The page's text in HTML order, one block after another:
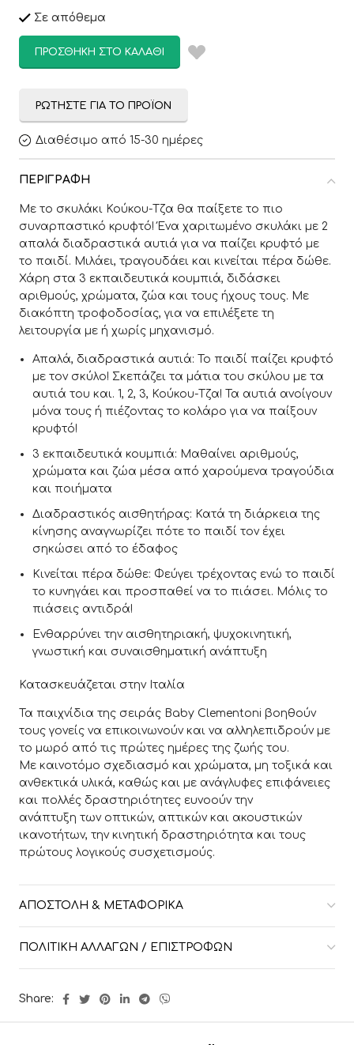
Σε απόθεμα
ΠΡΟΣΘΉΚΗ ΣΤΟ ΚΑΛΆΘΙ
ΡΩΤΉΣΤΕ ΓΙΑ ΤΟ ΠΡΟΪΌΝ
Διαθέσιμο από 15-30 ημέρες
ΠΕΡΙΓΡΑΦΉ
Με το σκυλάκι Κούκου-Τζα θα παίξετε το πιο
συναρπαστικό κρυφτό! Ένα χαριτωμένο σκυλάκι με 2
απαλά διαδραστικά αυτιά για να παίζει κρυφτό με
το παιδί. Μιλάει, τραγουδάει και κινείται πέρα δώθε.
Χάρη στα 3 εκπαιδευτικά κουμπιά, διδάσκει
αριθμούς, χρώματα, ζώα και τους ήχους τους. Με
διακόπτη τροφοδοσίας, για να επιλέξετε τη
λειτουργία με ή χωρίς μηχανισμό.
Απαλά, διαδραστικά αυτιά: Το παιδί παίζει κρυφτό
με τον σκύλο! Σκεπάζει τα μάτια του σκύλου με τα
αυτιά του και. 1, 2, 3, Κούκου-Τζα! Τα αυτιά ανοίγουν
μόνα τους ή πιέζοντας το κολάρο για να παίξουν
κρυφτό!
3 εκπαιδευτικά κουμπιά: Μαθαίνει αριθμούς,
χρώματα και ζώα μέσα από χαρούμενα τραγούδια
και ποιήματα
Διαδραστικός αισθητήρας: Κατά τη διάρκεια της
κίνησης αναγνωρίζει πότε το παιδί τον έχει
σηκώσει από το έδαφος
Κινείται πέρα δώθε: Φεύγει τρέχοντας ενώ το παιδί
το κυνηγάει και προσπαθεί να το πιάσει. Μόλις το
πιάσεις αντιδρά!
Ενθαρρύνει την αισθητηριακή, ψυχοκινητική,
γνωστική και συναισθηματική ανάπτυξη
Κατασκευάζεται στην Ιταλία
Τα παιχνίδια της σειράς Baby Clementoni βοηθούν
τους γονείς να επικοινωνούν και να αλληλεπιδρούν με
το μωρό από τις πρώτες ημέρες της ζωής του.
Με καινοτόμο σχεδιασμό και χρώματα, μη τοξικά και
ανθεκτικά υλικά, καθώς και με ανάγλυφες επιφάνειες
και πολλές δραστηριότητες ευνοούν την
ανάπτυξη των οπτικών, απτικών και ακουστικών
ικανοτήτων, την κινητική δραστηριότητα και τους
πρώτους λογικούς συσχετισμούς.
ΑΠΟΣΤΟΛΉ & ΜΕΤΑΦΟΡΙΚΆ
ΠΟΛΙΤΙΚΉ ΑΛΛΑΓΏΝ / ΕΠΙΣΤΡΟΦΏΝ
Share: